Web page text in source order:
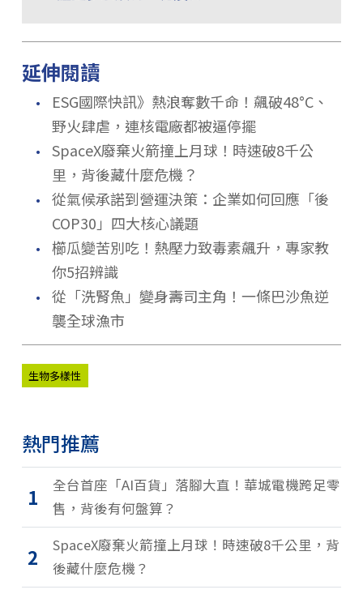
延伸閱讀
．
ESG國際快訊》熱浪奪數千命！飆破48°C、
野火肆虐，連核電廠都被逼停擺
． SpaceX廢棄火箭撞上月球！時速破8千公
里，背後藏什麼危機？
． 從氣候承諾到營運決策：企業如何回應「後
COP30」四大核心議題
． 櫛瓜變苦別吃！熱壓力致毒素飆升，專家教
你5招辨識
． 從「洗腎魚」變身壽司主角！一條巴沙魚逆
襲全球漁市
生物多樣性
熱門推薦
1
全台首座「AI百貨」落腳大直！華城電機跨足零
售，背後有何盤算？
2
SpaceX廢棄火箭撞上月球！時速破8千公里，背
後藏什麼危機？